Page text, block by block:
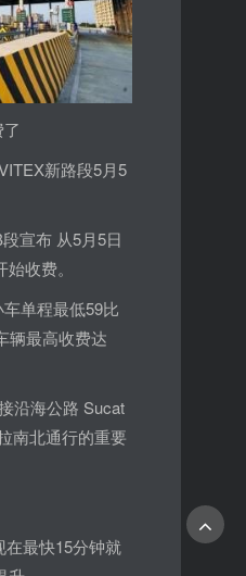
新路段5月5
宣布 从5月5日
收费。
单程最低59比
辆最高收费达
沿海公路 Sucat
南北通行的重要
在最快15分钟就